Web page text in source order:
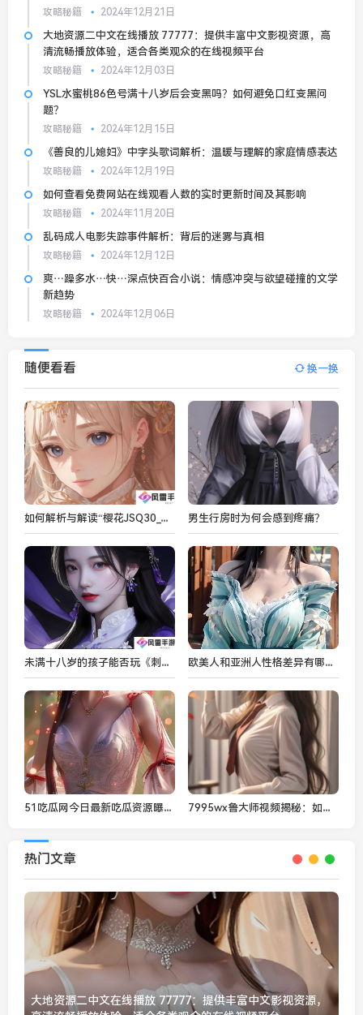
攻略秘籍 2024年12月21日
大地资源二中文在线播放 77777：提供丰富中文影视资源，高
清流畅播放体验，适合各类观众的在线视频平台
攻略秘籍 2024年12月03日
YSL水蜜桃86色号满十八岁后会变黑吗？如何避免口红变黑问
题？
攻略秘籍 2024年12月15日
《善良的儿媳妇》中字头歌词解析：温暖与理解的家庭情感表达
攻略秘籍 2024年12月19日
如何查看免费网站在线观看人数的实时更新时间及其影响
攻略秘籍 2024年11月20日
乱码成人电影失踪事件解析：背后的迷雾与真相
攻略秘籍 2024年12月12日
爽⋯躁多水⋯快⋯深点快百合小说：情感冲突与欲望碰撞的文学
新趋势
攻略秘籍 2024年12月06日
随便看看 换一换
如何解析与解读“樱花JSQ30_Q211A”这款燃气热水器的特殊编码意义与选购要点？ 男生行房时为何会感到疼痛？
未满十八岁的孩子能否玩《刺激战场》？家长、社会与游戏厂商该如何应对？ 欧美人和亚洲人性格差异有哪些？如何看待这两种文化的不同影响？
51吃瓜网今日最新吃瓜资源曝光，震惊网友！ 7995wx鲁大师视频揭秘：如何提升电脑性能的疑问与解答？
热门文章
大地资源二中文在线播放 77777：提供丰富中文影视资源，